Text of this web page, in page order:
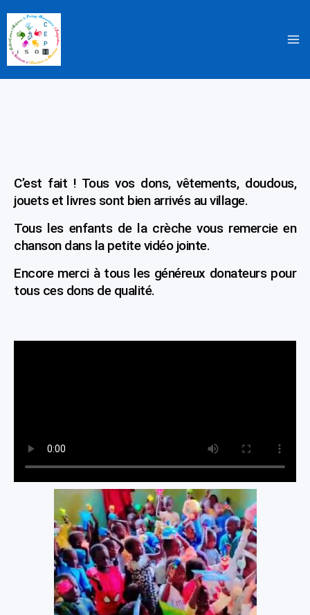
au
contenu
C’est fait ! Tous vos dons, vêtements, doudous,
jouets et livres sont bien arrivés au village.
Tous les enfants de la crèche vous remercie en
chanson dans la petite vidéo jointe.
Encore merci à tous les généreux donateurs pour
tous ces dons de qualité.